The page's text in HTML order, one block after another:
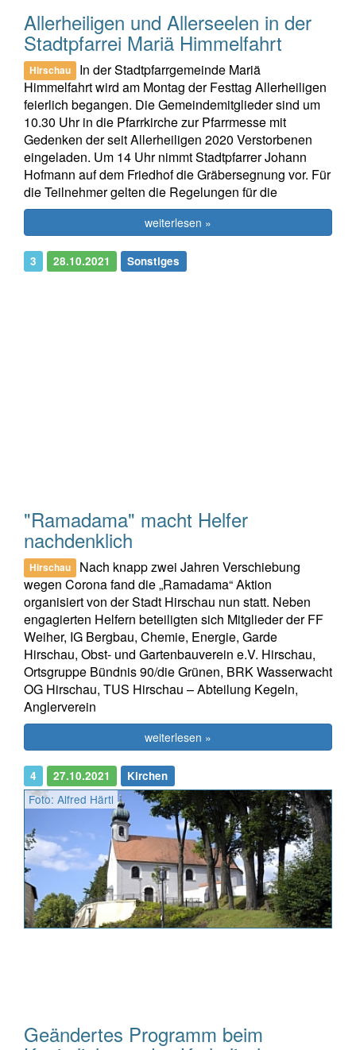
Allerheiligen und Allerseelen in der
Stadtpfarrei Mariä Himmelfahrt
Hirschau
In der Stadtpfarrgemeinde Mariä
Himmelfahrt wird am Montag der Festtag Allerheiligen
feierlich begangen. Die Gemeindemitglieder sind um
10.30 Uhr in die Pfarrkirche zur Pfarrmesse mit
Gedenken der seit Allerheiligen 2020 Verstorbenen
eingeladen. Um 14 Uhr nimmt Stadtpfarrer Johann
Hofmann auf dem Friedhof die Gräbersegnung vor. Für
die Teilnehmer gelten die Regelungen für die
weiterlesen »
3 28.10.2021 Sonstiges
"Ramadama" macht Helfer
nachdenklich
Hirschau
Nach knapp zwei Jahren Verschiebung
wegen Corona fand die „Ramadama“ Aktion
organisiert von der Stadt Hirschau nun statt. Neben
engagierten Helfern beteiligten sich Mitglieder der FF
Weiher, IG Bergbau, Chemie, Energie, Garde
Hirschau, Obst- und Gartenbauverein e.V. Hirschau,
Ortsgruppe Bündnis 90/die Grünen, BRK Wasserwacht
OG Hirschau, TUS Hirschau – Abteilung Kegeln,
Anglerverein
weiterlesen »
4 27.10.2021 Kirchen
Foto: Alfred Härtl
Geändertes Programm beim